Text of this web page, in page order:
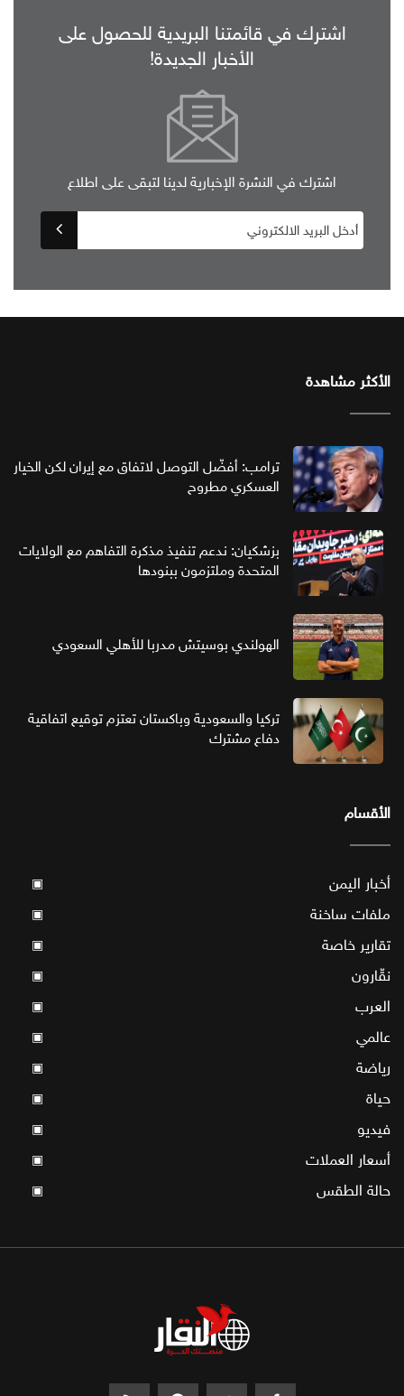
اشترك في قائمتنا البريدية للحصول على
الأخبار الجديدة!
اشترك في النشرة الإخبارية لدينا لتبقى على اطلاع
الأكثر مشاهدة
ترامب: أفضّل التوصل لاتفاق مع إيران لكن الخيار
العسكري مطروح
بزشكيان: ندعم تنفيذ مذكرة التفاهم مع الولايات
المتحدة وملتزمون ببنودها
الهولندي بوسيتش مدربا للأهلي السعودي
تركيا والسعودية وباكستان تعتزم توقيع اتفاقية
دفاع مشترك
الأقسام
أخبار اليمن ▣
ملفات ساخنة ▣
تقارير خاصة ▣
نقّارون ▣
العرب ▣
عالمي ▣
رياضة ▣
حياة ▣
فيديو ▣
أسعار العملات ▣
حالة الطقس ▣